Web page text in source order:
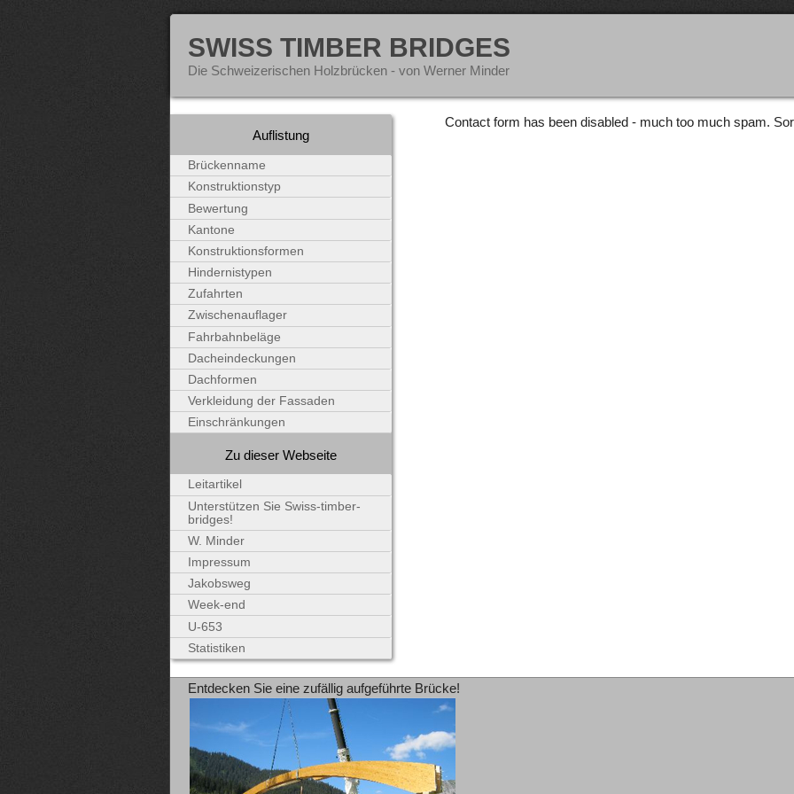
SWISS TIMBER BRIDGES
Die Schweizerischen Holzbrücken - von Werner Minder
Contact form has been disabled - much too much spam.
Auflistung
Brückenname
Konstruktionstyp
Bewertung
Kantone
Konstruktionsformen
Hindernistypen
Zufahrten
Zwischenauflager
Fahrbahnbeläge
Dacheindeckungen
Dachformen
Verkleidung der Fassaden
Einschränkungen
Zu dieser Webseite
Leitartikel
Unterstützen Sie Swiss-timber-
bridges!
W. Minder
Impressum
Jakobsweg
Week-end
U-653
Statistiken
Entdecken Sie eine zufällig aufgeführte Brücke!